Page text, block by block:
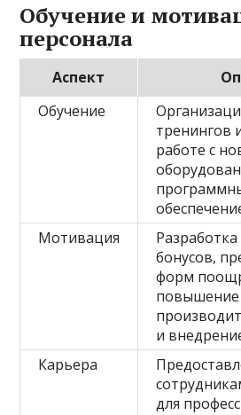
Обучение и
персонала
Аспект
Обучение
тренингов
работе с
Мотивация
бонусов,
форм
повышение
и
Карьера
для